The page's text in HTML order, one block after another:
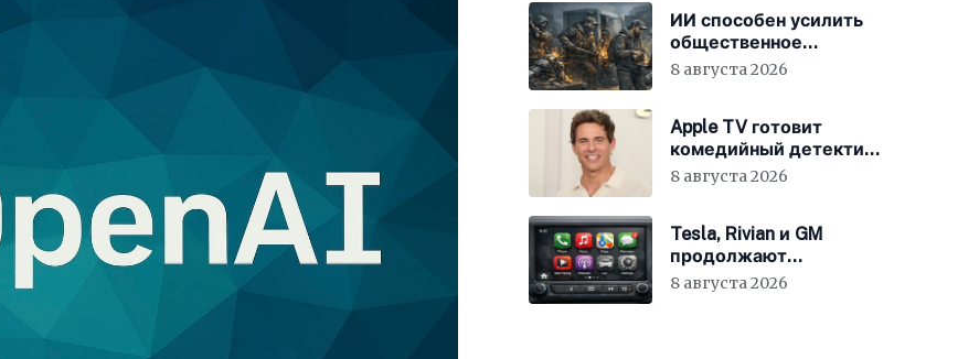
ИИ способен усилить
общественное
недовольство во всём
8 августа 2026
Apple TV готовит
комедийный детектив
с Джеймсом
8 августа 2026
Tesla, Rivian и GM
продолжают
отказываться от
8 августа 2026